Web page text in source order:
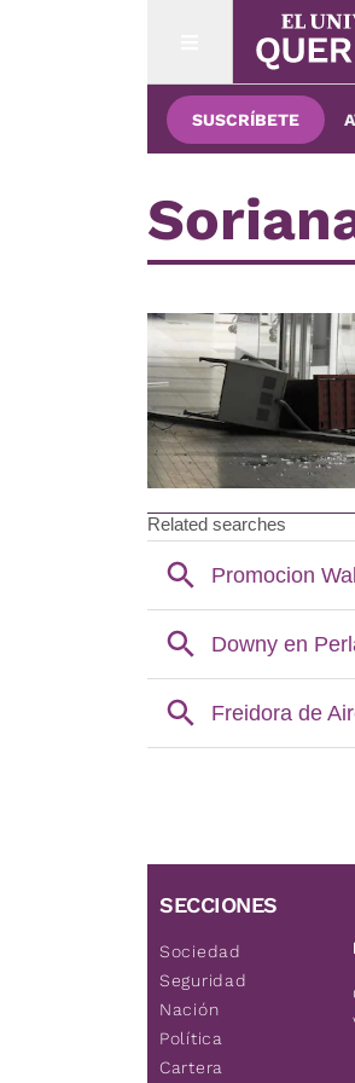
SUSCRÍBETE
SECCIONES
Sociedad
Seguridad
Nación
Política
Cartera